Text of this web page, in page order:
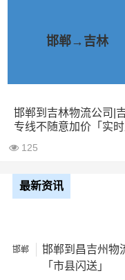
2、运输时间延迟：不
出现延误，导致你的物
3、服务质量差：不
务，例如不及时回复
4、安全风险：不靠谱
如不遵守运输规定、
邯郸→吉林
邯郸到吉林物流公司|
专线不随意加价「实
125
最新资讯
邯郸
邯郸到昌吉州物
「市县闪送」